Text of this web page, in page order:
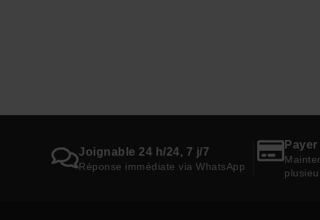
Joignable 24 h/24, 7 j/7
Réponse immédiate via WhatsApp